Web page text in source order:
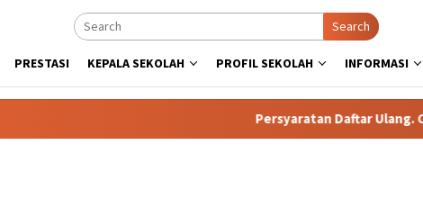
Search
PRESTASI KEPALA SEKOLAH PROFIL SEKOLAH INFORMASI
Persyaratan Daftar Ulang. Calon